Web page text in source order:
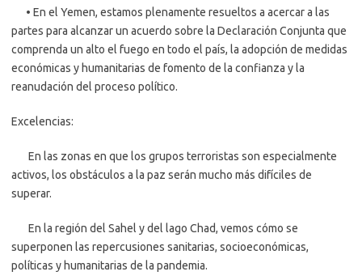
• En el Yemen, estamos plenamente resueltos a acercar a las
partes para alcanzar un acuerdo sobre la Declaración Conjunta que
comprenda un alto el fuego en todo el país, la adopción de medidas
económicas y humanitarias de fomento de la confianza y la
reanudación del proceso político.
Excelencias:
En las zonas en que los grupos terroristas son especialmente
activos, los obstáculos a la paz serán mucho más difíciles de
superar.
En la región del Sahel y del lago Chad, vemos cómo se
superponen las repercusiones sanitarias, socioeconómicas,
políticas y humanitarias de la pandemia.